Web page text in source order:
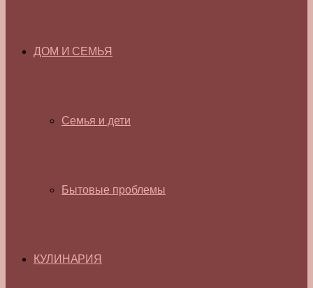
ДОМ И СЕМЬЯ
Семья и дети
Бытовые проблемы
КУЛИНАРИЯ